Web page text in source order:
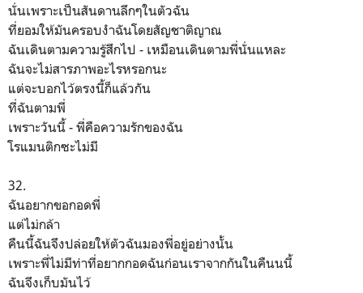
นั่นเพราะเป็นสันดานลึกๆในตัวฉัน
ที่ยอมให้มันครอบงำฉันโดยสัญชาติญาณ
ฉันเดินตามความรู้สึกไป - เหมือนเดินตามพี่นั่นแหละ
ฉันจะไม่สารภาพอะไรหรอกนะ
แต่จะบอกไว้ตรงนี้ก็แล้วกัน
ที่ฉันตามพี่
เพราะวันนี้ - พี่คือความรักของฉัน
โรแมนติกซะไม่มี
32.
ฉันอยากขอกอดพี่
แต่ไม่กล้า
คืนนี้ฉันจึงปล่อยให้ตัวฉันมองพี่อยู่อย่างนั้น
เพราะพี่ไม่มีท่าที่อยากกอดฉันก่อนเราจากกันในคืนนนี้
ฉันจึงเก็บมันไว้